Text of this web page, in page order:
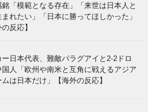
銘「模範となる存在」「来世は日本人と
まれたい」「日本に勝ってほしかった」
の反応】
ー日本代表、難敵パラグアイと2-2ドロ
国人「欧州や南米と互角に戦えるアジア
は日本だけ」【海外の反応】